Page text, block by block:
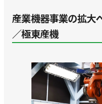
産業機器事業の拡大
／極東産機